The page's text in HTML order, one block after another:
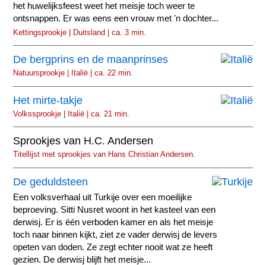
het huwelijksfeest weet het meisje toch weer te
ontsnappen. Er was eens een vrouw met 'n dochter...
Kettingsprookje | Duitsland | ca. 3 min.
De bergprins en de maanprinses
Natuursprookje | Italië | ca. 22 min.
Het mirte-takje
Volkssprookje | Italië | ca. 21 min.
Sprookjes van H.C. Andersen
Titellijst met sprookjes van Hans Christian Andersen.
De geduldsteen
Een volksverhaal uit Turkije over een moeilijke
beproeving. Sitti Nusret woont in het kasteel van een
derwisj. Er is één verboden kamer en als het meisje
toch naar binnen kijkt, ziet ze vader derwisj de levers
opeten van doden. Ze zegt echter nooit wat ze heeft
gezien. De derwisj blijft het meisje...